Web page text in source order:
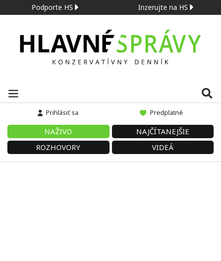
Podporte HS Inzerujte na HS
Prihlásiť sa Predplatné
NAŽIVO
NAJČÍTANEJŠIE
ROZHOVORY
VIDEÁ